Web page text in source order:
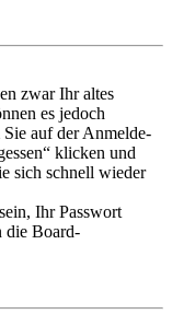
zwar Ihr altes
es jedoch
auf der Anmelde-
klicken und
sich schnell wieder
Ihr Passwort
die Board-